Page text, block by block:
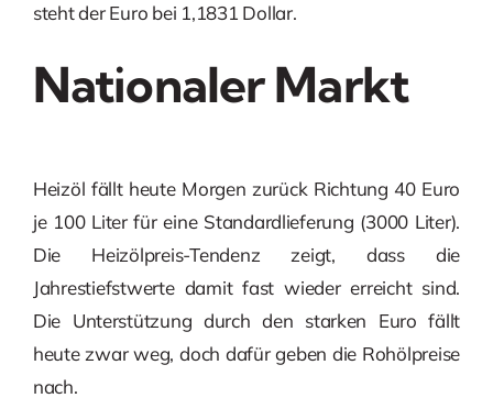
steht der Euro bei 1,1831 Dollar.
Nationaler Markt
Heizöl fällt heute Morgen zurück Richtung 40 Euro
je 100 Liter für eine Standardlieferung (3000 Liter).
Die Heizölpreis-Tendenz zeigt, dass die
Jahrestiefstwerte damit fast wieder erreicht sind.
Die Unterstützung durch den starken Euro fällt
heute zwar weg, doch dafür geben die Rohölpreise
nach.